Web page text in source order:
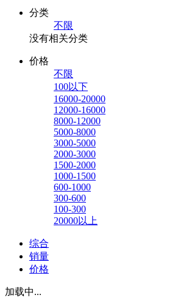
分类
不限
没有相关分类
价格
不限
100以下
16000-20000
12000-16000
8000-12000
5000-8000
3000-5000
2000-3000
1500-2000
1000-1500
600-1000
300-600
100-300
20000以上
综合
销量
价格
加载中...